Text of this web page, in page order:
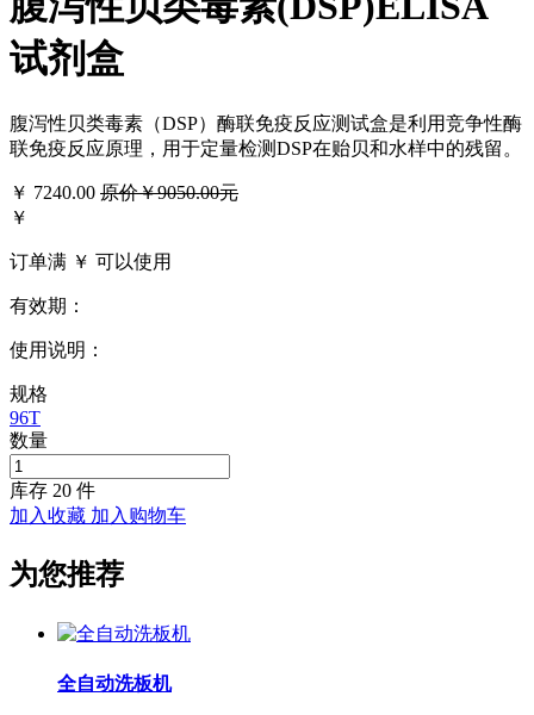
试剂盒
腹泻性贝类毒素（DSP）酶联免疫反应测试盒是利用竞争性酶
联免疫反应原理，用于定量检测DSP在贻贝和水样中的残留。
￥ 7240.00 原价￥9050.00元
￥
订单满 ￥ 可以使用
有效期：
使用说明：
规格
96T
数量
库存 20 件
加入收藏 加入购物车
为您推荐
全自动洗板机